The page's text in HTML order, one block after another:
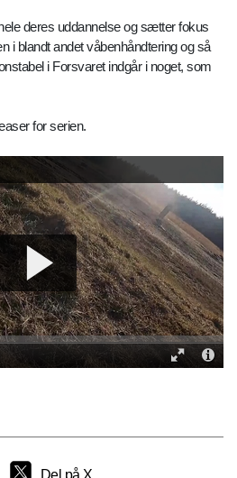
deres uddannelse og sætter fokus
i blandt andet våbenhåndtering og så
i Forsvaret indgår i noget, som
for serien.